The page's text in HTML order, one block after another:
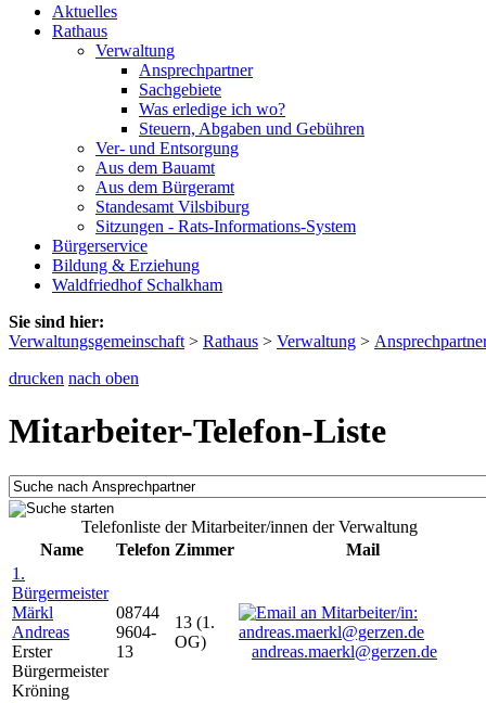
Aktuelles
Rathaus
Verwaltung
Ansprechpartner
Sachgebiete
Was erledige ich wo?
Steuern, Abgaben und Gebühren
Ver- und Entsorgung
Aus dem Bauamt
Aus dem Bürgeramt
Standesamt Vilsbiburg
Sitzungen - Rats-Informations-System
Bürgerservice
Bildung & Erziehung
Waldfriedhof Schalkham
Sie sind hier:
Verwaltungsgemeinschaft > Rathaus > Verwaltung >
drucken nach oben
Mitarbeiter-Telefon-Liste
Telefonliste der Mitarbeiter/innen der Verwaltung
Name
Telefon Zimmer
Mail
1.
Bürgermeister
Märkl
Andreas
Erster
Bürgermeister
Kröning
08744
9604-
13
13 (1.
OG)
andreas.maerkl@gerzen.de